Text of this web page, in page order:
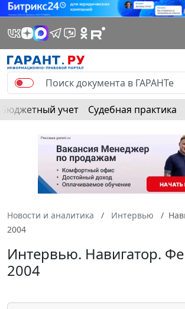
Бюджетный учет Судебная практика
Новости и аналитика Интервью
2004
Интервью. Навигатор.
2004